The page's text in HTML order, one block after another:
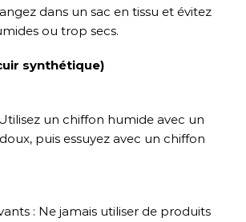
dans un sac en tissu et évitez
ou trop secs.
synthétique)
un chiffon humide avec un
puis essuyez avec un chiffon
: Ne jamais utiliser de produits